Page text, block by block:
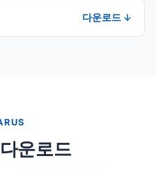
다운로드 ↓
운로드